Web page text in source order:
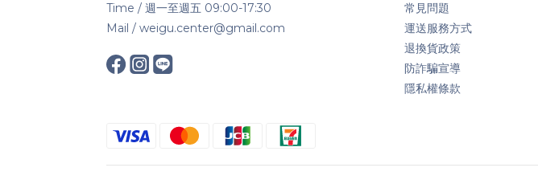
Time / 週一至週五 09:00-17:30
Mail / weigu.center@gmail.com
常見問題
運送服務方式
退換貨政策
防詐騙宣導
隱私權條款